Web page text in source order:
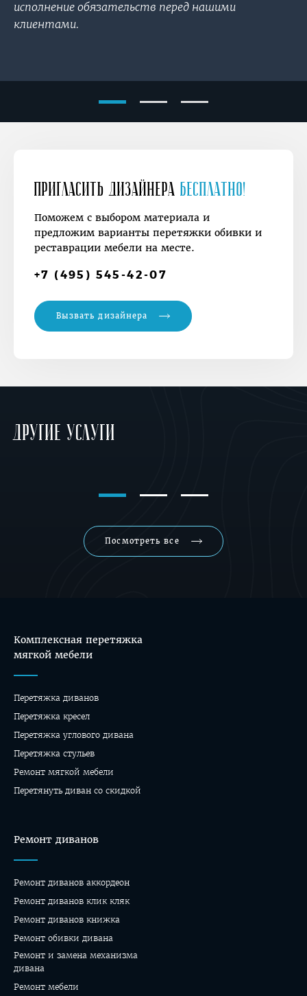
исполнение обязательств перед нашими
клиентами.
Пригласить дизайнера Бесплатно!
Поможем с выбором материала и
предложим варианты перетяжки обивки и
реставрации мебели на месте.
+7 (495) 545-42-07
Вызвать дизайнера
Другие услуги
Посмотреть все
Комплексная перетяжка
мягкой мебели
Перетяжка диванов
Перетяжка кресел
Перетяжка углового дивана
Перетяжка стульев
Ремонт мягкой мебели
Перетянуть диван со скидкой
Ремонт диванов
Ремонт диванов аккордеон
Ремонт диванов клик кляк
Ремонт диванов книжка
Ремонт обивки дивана
Ремонт и замена механизма
дивана
Ремонт мебели